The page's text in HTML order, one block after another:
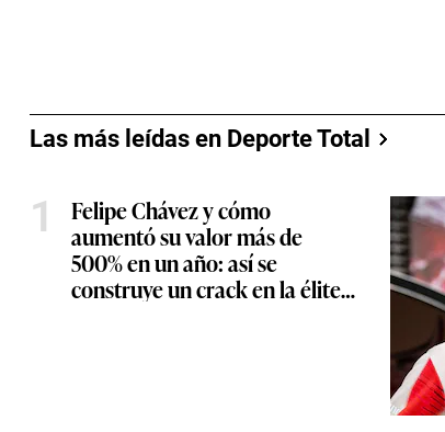
Las más leídas en Deporte Total
1
Felipe Chávez y cómo
aumentó su valor más de
500% en un año: así se
construye un crack en la élite